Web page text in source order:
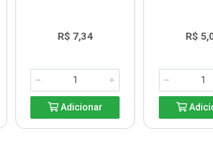
R$ 7,34
Adicionar
R$